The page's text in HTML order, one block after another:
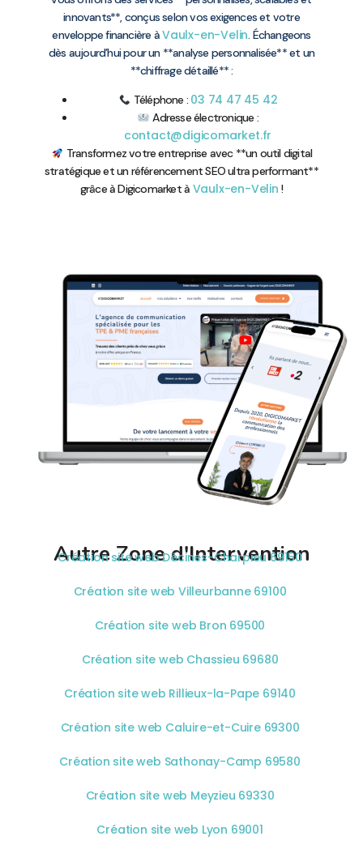
innovants**, conçus selon vos exigences et votre
enveloppe financière àVaulx-en-Velin. Échangeons
dès aujourd’hui pour un **analyse personnalisée** et un
**chiffrage détaillé** :
Téléphone : 03 74 47 45 42
Adresse électronique :
contact@digicomarket.fr
Transformez votre entreprise avec **un outil digital
stratégique et un référencement SEO ultra performant**
grâce à Digicomarket à Vaulx-en-Velin !
Autre Zone d'Intervention
Création site web Décines-Charpieu 69150
Création site web Villeurbanne 69100
Création site web Bron 69500
Création site web Chassieu 69680
Création site web Rillieux-la-Pape 69140
Création site web Caluire-et-Cuire 69300
Création site web Sathonay-Camp 69580
Création site web Meyzieu 69330
Création site web Lyon 69001